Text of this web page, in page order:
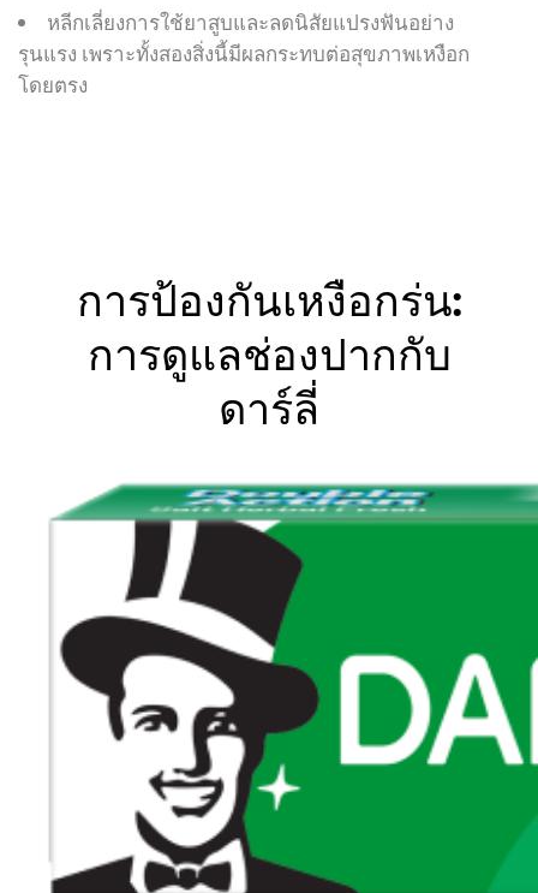
หลีกเลี่ยงการใช้ยาสูบและลดนิสัยแปรงฟันอย่าง
รุนแรง เพราะทั้งสองสิ่งนี้มีผลกระทบต่อสุขภาพเหงือก
โดยตรง
การป้องกันเหงือกร่น:
การดูแลช่องปากกับ
ดาร์ลี่